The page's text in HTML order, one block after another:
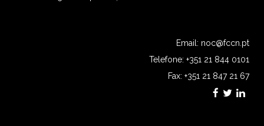
Email: noc@fccn.pt
Telefone: +351 21 844 0101
Fax: +351 21 847 21 67